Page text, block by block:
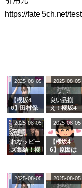
https://fate.5ch.net/
【櫻坂4
6】田村保
ージを脱い
でいた理由
2025-08-05
良い品揃
え！櫻坂4
グル『Mak
e or Brea
k』オフィ
シャルグッ
ズ絶賛販売
2025-08-05
れなッピー
ズ集結！櫻
理子、8/6
「ラヴィッ
2025-08-05
【櫻坂4
6】原因は
uddiesを
ざわつかせ
2025-08-05
2025-08-05 2025-08-05